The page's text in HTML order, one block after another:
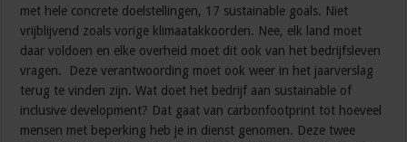
met hele concrete doelstellingen, 17 sustainable goals. Niet
vrijblijvend zoals vorige klimaatakkoorden. Nee, elk land moet
daar voldoen en elke overheid moet dit ook van het bedrijfsleven
vragen. Deze verantwoording moet ook weer in het jaarverslag
terug te vinden zijn. Wat doet het bedrijf aan sustainable of
inclusive development? Dat gaat van carbonfootprint tot hoeveel
mensen met beperking heb je in dienst genomen. Deze twee